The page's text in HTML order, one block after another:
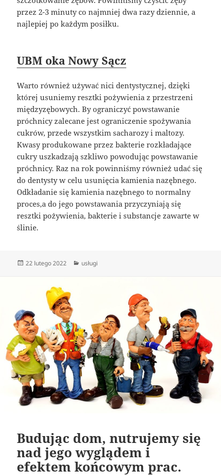
przez 2-3 minuty co najmniej dwa razy dziennie, a
najlepiej po każdym posiłku.
UBM oka Nowy Sącz
Warto również używać nici dentystycznej, dzięki
której usuniemy resztki pożywienia z przestrzeni
międzyzębowych. By ograniczyć powstawanie
próchnicy zalecane jest ograniczenie spożywania
cukrów, przede wszystkim sacharozy i maltozy.
Kwasy produkowane przez bakterie rozkładające
cukry uszkadzają szkliwo powodując powstawanie
próchnicy. Raz na rok powinniśmy również udać się
do dentysty w celu usunięcia kamienia nazębnego.
Odkładanie się kamienia nazębnego to normalny
proces,a do jego powstawania przyczyniają się
resztki pożywienia, bakterie i substancje zawarte w
ślinie.
Data
22 lutego 2022 Kategorie
usługi
Budując dom, nutrujemy się
nad jego wyglądem i
efektem końcowym prac.